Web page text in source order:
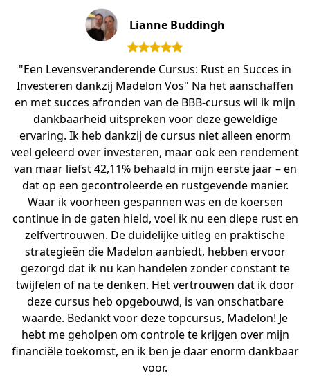
Lianne Buddingh
"Een Levensveranderende Cursus: Rust en Succes in
Investeren dankzij Madelon Vos" Na het aanschaffen
en met succes afronden van de BBB-cursus wil ik mijn
dankbaarheid uitspreken voor deze geweldige
ervaring. Ik heb dankzij de cursus niet alleen enorm
veel geleerd over investeren, maar ook een rendement
van maar liefst 42,11% behaald in mijn eerste jaar – en
dat op een gecontroleerde en rustgevende manier.
Waar ik voorheen gespannen was en de koersen
continue in de gaten hield, voel ik nu een diepe rust en
zelfvertrouwen. De duidelijke uitleg en praktische
strategieën die Madelon aanbiedt, hebben ervoor
gezorgd dat ik nu kan handelen zonder constant te
twijfelen of na te denken. Het vertrouwen dat ik door
deze cursus heb opgebouwd, is van onschatbare
waarde. Bedankt voor deze topcursus, Madelon! Je
hebt me geholpen om controle te krijgen over mijn
financiële toekomst, en ik ben je daar enorm dankbaar
voor.